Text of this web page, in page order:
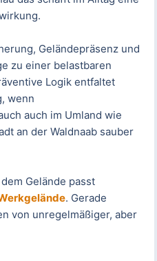
Geländepräsenz und
zu einer belastbaren
Logik entfaltet
wenn
auch im Umland wie
an der Waldnaab sauber
Gelände passt
. Gerade
von unregelmäßiger, aber